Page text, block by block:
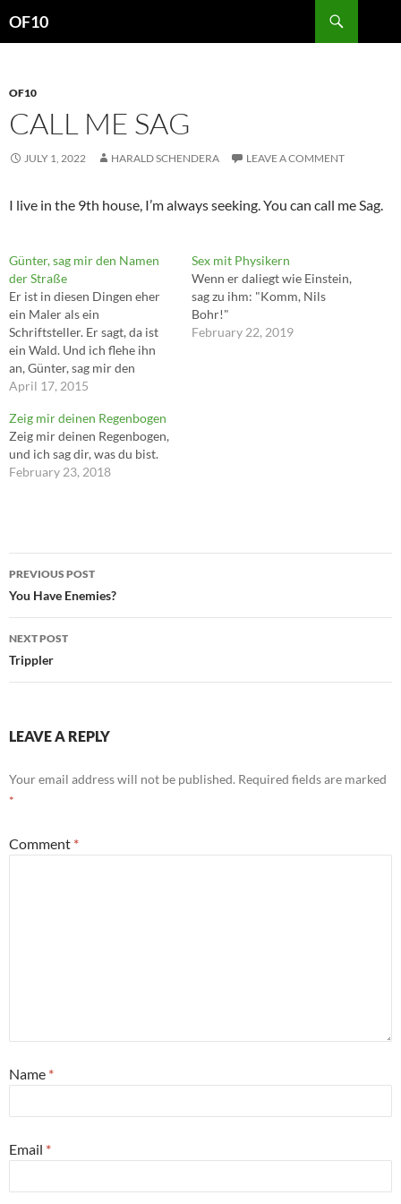
OF10
OF10
CALL ME SAG
JULY 1, 2022 HARALD SCHENDERA LEAVE A COMMENT
I live in the 9th house, I’m always seeking. You can call me Sag.
Günter, sag mir den Namen
der Straße
Er ist in diesen Dingen eher
ein Maler als ein
Schriftsteller. Er sagt, da ist
ein Wald. Und ich flehe ihn
an, Günter, sag mir den
Namen der Straße. (John
April 17, 2015
Sex mit Physikern
Wenn er daliegt wie Einstein,
sag zu ihm: "Komm, Nils
Bohr!"
February 22, 2019
Zeig mir deinen Regenbogen
Zeig mir deinen Regenbogen,
und ich sag dir, was du bist.
February 23, 2018
Post
navigation
PREVIOUS POST
You Have Enemies?
NEXT POST
Trippler
LEAVE A REPLY
Your email address will not be published. Required fields are marked
*
Comment *
Name *
Email *